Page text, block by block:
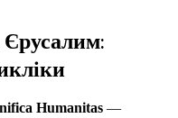
Humanitas —